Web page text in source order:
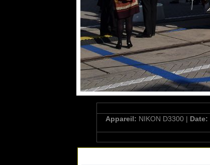
Appareil: NIKON D3300 | Date: